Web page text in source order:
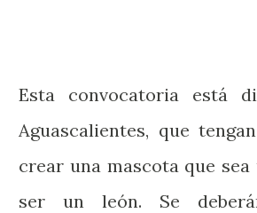
Esta convocatoria está
Aguascalientes, que
crear una mascota que
ser un león. Se